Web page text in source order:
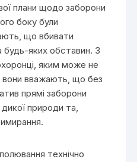
плани щодо заборони
боку були
що вбивати
будь-яких обставин. З
яким може не
вони вважають, що без
прямі заборони
природи та,
технічно